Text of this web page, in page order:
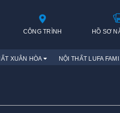
CÔNG TRÌNH HỒ SƠ
XUÂN HÒA NỘI THẤT LUFA